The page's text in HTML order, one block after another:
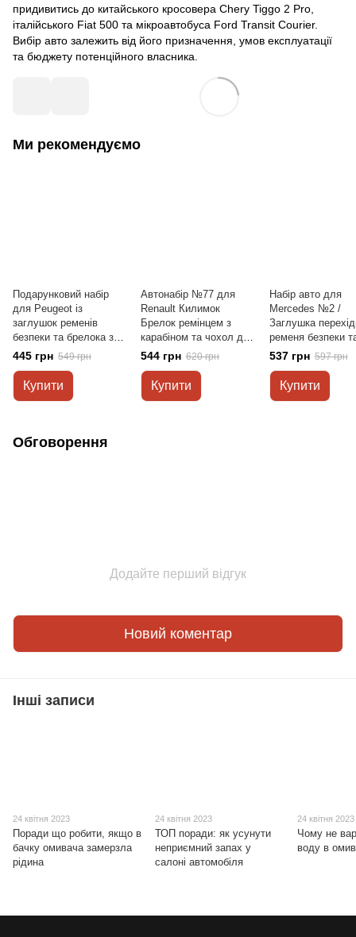
придивитись до китайського кросовера Chery Tiggo 2 Pro,
італійського Fiat 500 та мікроавтобуса Ford Transit Courier.
Вибір авто залежить від його призначення, умов експлуатації
та бюджету потенційного власника.
Ми рекомендуємо
Подарунковий набір
для Peugeot із
заглушок ременів
безпеки та брелока з
логотипом
445 грн 549 грн
Купити
Автонабір №77 для
Renault Килимок
Брелок ремінцем з
карабіном та чохол для
автоключів
544 грн 620 грн
Купити
Набір авто для
Mercedes №2 /
Заглушка
ременя безпеки
брелока з
537 грн 597 грн
Купити
Обговорення
Додайте перший відгук
Новий коментар
Інші записи
24 квітня 2023
Поради що робити, якщо в
бачку омивача замерзла
рідина
24 квітня 2023
ТОП поради: як усунути
неприємний запах у
салоні автомобіля
24 квітня 2023
Чому не
воду в